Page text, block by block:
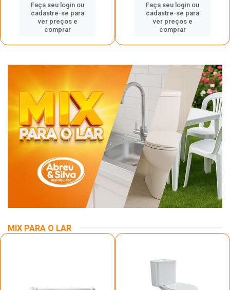
Faça seu login ou
cadastre-se para
ver preços e
comprar
Faça seu login ou
cadastre-se para
ver preços e
comprar
MIX PARA O LAR